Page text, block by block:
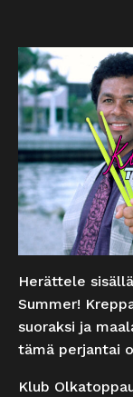
Herättele
Summer!
suoraksi ja
tämä perjantai
Klub